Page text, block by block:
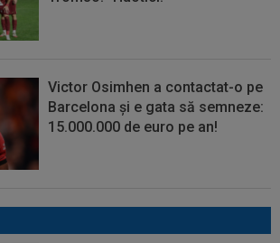
Victor Osimhen a contactat-o pe
Barcelona și e gata să semneze:
15.000.000 de euro pe an!